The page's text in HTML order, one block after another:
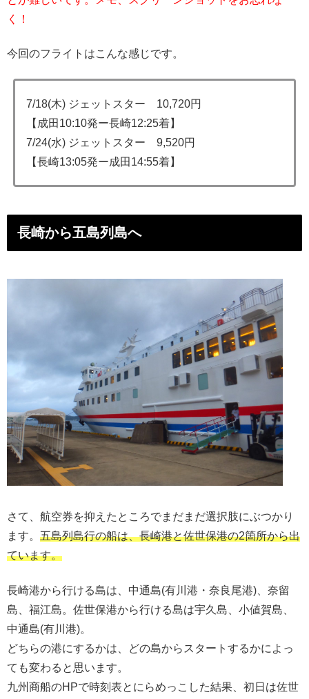
く！
今回のフライトはこんな感じです。
7/18(木) ジェットスター 10,720円
【成田10:10発ー長崎12:25着】
7/24(水) ジェットスター 9,520円
【長崎13:05発ー成田14:55着】
長崎から五島列島へ
さて、航空券を抑えたところでまだまだ選択肢にぶつかり
ます。 五島列島行の船は、長崎港と佐世保港の2箇所から出
ています。
長崎港から行ける島は、中通島(有川港・奈良尾港)、奈留
島、福江島。佐世保港から行ける島は宇久島、小値賀島、
中通島(有川港)。
どちらの港にするかは、どの島からスタートするかによっ
ても変わると思います。
九州商船のHPで時刻表とにらめっこした結果、初日は佐世